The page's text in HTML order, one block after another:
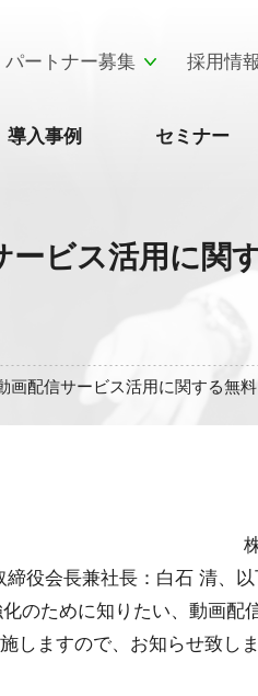
パートナー募集 採用情報
導入事例 セミナー
ービス活用に関
画配信サービス活用に関する無
役会長兼社長：白石 清、以
のために知りたい、動画配
しますので、お知らせ致しま